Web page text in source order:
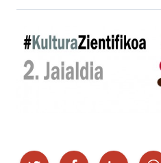
Partekatu